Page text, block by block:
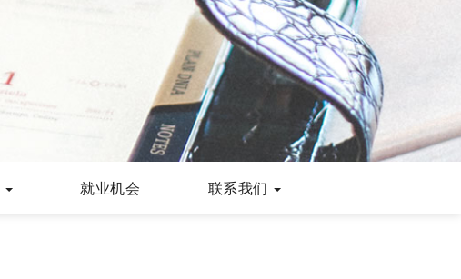
就业机会 联系我们